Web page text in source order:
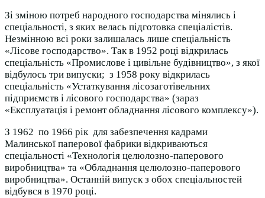
Зі зміною потреб народного господарства мінялись і
спеціальності, з яких велась підготовка спеціалістів.
Незмінною всі роки залишалась лише спеціальність
«Лісове господарство». Так в 1952 році відкрилась
спеціальність «Промислове і цивільне будівництво», з якої
відбулось три випуски; з 1958 року відкрилась
спеціальність «Устаткування лісозаготівельних
підприємств і лісового господарства» (зараз
«Експлуатація і ремонт обладнання лісового комплексу»).
З 1962 по 1966 рік для забезпечення кадрами
Малинської паперової фабрики відкриваються
спеціальності «Технологія целюлозно-паперового
виробництва» та «Обладнання целюлозно-паперового
виробництва». Останній випуск з обох спеціальностей
відбувся в 1970 році.